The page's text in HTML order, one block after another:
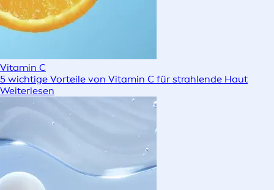
Vitamin C
5 wichtige Vorteile von Vitamin C für strahlende Haut
Weiterlesen